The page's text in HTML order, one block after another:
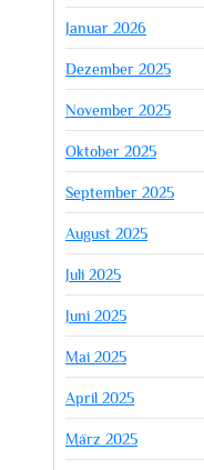
Januar 2026
Dezember 2025
November 2025
Oktober 2025
September 2025
August 2025
Juli 2025
Juni 2025
Mai 2025
April 2025
März 2025